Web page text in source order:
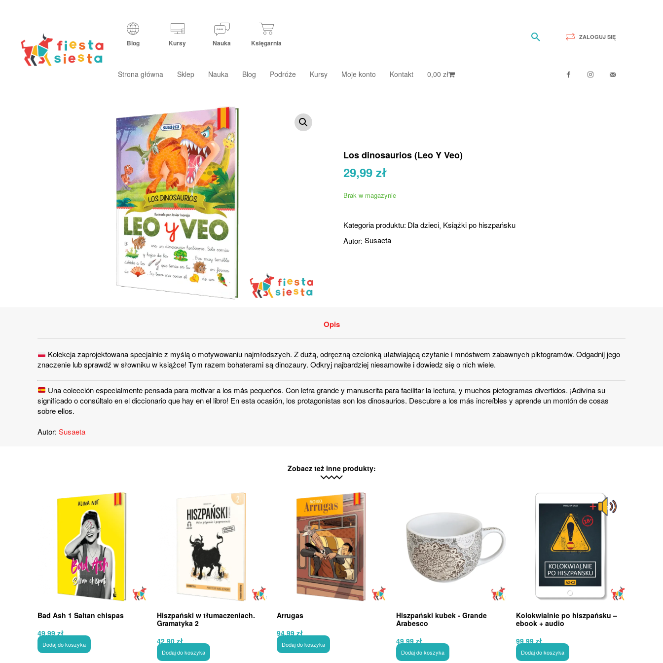
Blog Kursy Nauka Księgarnia
ZALOGUJ SIĘ
Strona główna Sklep Nauka Blog Podróże Kursy Moje konto Kontakt 0,00 zł
Los dinosaurios (Leo Y Veo)
29,99 zł
Brak w magazynie
Kategoria produktu: Dla dzieci Książki po hiszpańsku
Autor: Susaeta
Opis
Kolekcja zaprojektowana specjalnie z myślą o motywowaniu najmłodszych. Z dużą, odręczną czcionką ułatwiającą czytanie i mnóstwem zabawnych piktogramów. Odgadnij jego
znaczenie lub sprawdź w słowniku w książce! Tym razem bohaterami są dinozaury. Odkryj najbardziej niesamowite i dowiedz się o nich wiele.
Una colección especialmente pensada para motivar a los más pequeños. Con letra grande y manuscrita para facilitar la lectura, y muchos pictogramas divertidos. ¡Adivina su
significado o consúltalo en el diccionario que hay en el libro! En esta ocasión, los protagonistas son los dinosaurios. Descubre a los más increíbles y aprende un montón de cosas
sobre ellos.
Autor: Susaeta
Zobacz też inne produkty:
Bad Ash 1 Saltan chispas
49,99zł
Dodaj do koszyka
Hiszpański w tłumaczeniach.
Gramatyka 2
42,90zł
Dodaj do koszyka
Arrugas
94,99zł
Dodaj do koszyka
Hiszpański kubek - Grande
Arabesco
49,99zł
Dodaj do koszyka
Kolokwialnie po hiszpańsku –
ebook + audio
99,99zł
Dodaj do koszyka